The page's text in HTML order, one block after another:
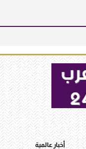
أخبار عالمية